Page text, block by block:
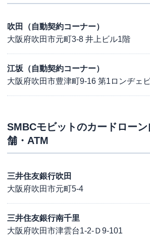
吹田（自動契約コーナー）
大阪府吹田市元町3-8 井上ビル1階
江坂（自動契約コーナー）
大阪府吹田市豊津町9-16 第1ロンヂェ
SMBCモビットのカードロー
舗・ATM
三井住友銀行吹田
大阪府吹田市元町5-4
三井住友銀行南千里
大阪府吹田市津雲台1-2-Ｄ9-101